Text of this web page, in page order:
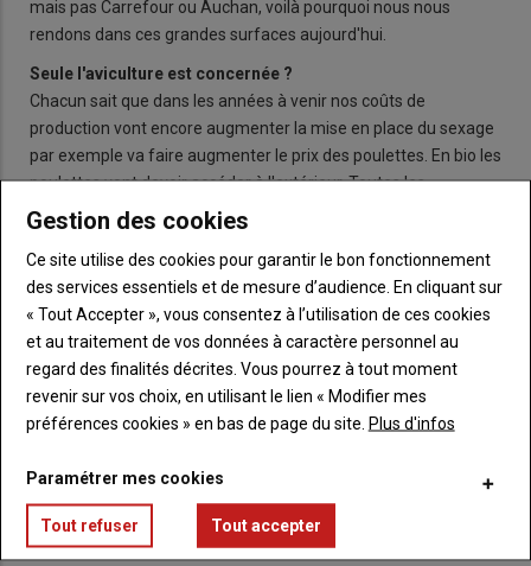
mais pas Carrefour ou Auchan, voilà pourquoi nous nous
rendons dans ces grandes surfaces aujourd'hui.
Seule l'aviculture est concernée ?
Chacun sait que dans les années à venir nos coûts de
production vont encore augmenter la mise en place du sexage
par exemple va faire augmenter le prix des poulettes. En bio les
poulettes vont devoir accéder à l'extérieur. Toutes les
productions sont concernées, d'ailleurs d'autres actions seront
d'une façon générale l'application de la loi et la prise en compte
dans les négociations de prix de la hausse des coûts de
production.
Gestion des cookies
Ce site utilise des cookies pour garantir le bon fonctionnement
des services essentiels et de mesure d’audience. En cliquant sur
« Tout Accepter », vous consentez à l’utilisation de ces cookies
et au traitement de vos données à caractère personnel au
regard des finalités décrites. Vous pourrez à tout moment
revenir sur vos choix, en utilisant le lien « Modifier mes
préférences cookies » en bas de page du site. Plus d'infos
Paramétrer mes cookies
Tout refuser Tout accepter